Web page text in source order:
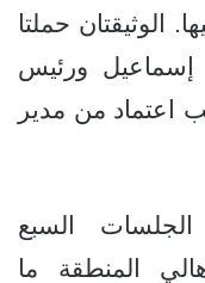
الوثيقتان حملتا
إسماعيل ورئيس
اعتماد من مدير
السبع
المنطقة ما